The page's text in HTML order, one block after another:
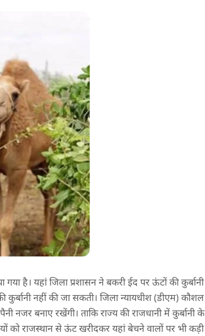
है। यहां जिला प्रशासन ने बकरी ईद पर ऊंटों की कुर्बानी
कुर्बानी नहीं की जा सकती। जिला न्यायधीश (डीएम) कौशल
नजर बनाए रखेंगी। ताकि राज्य की राजधानी में कुर्बानी के
को राजस्थान से ऊंट खरीदकर यहां बेचने वालों पर भी कड़ी